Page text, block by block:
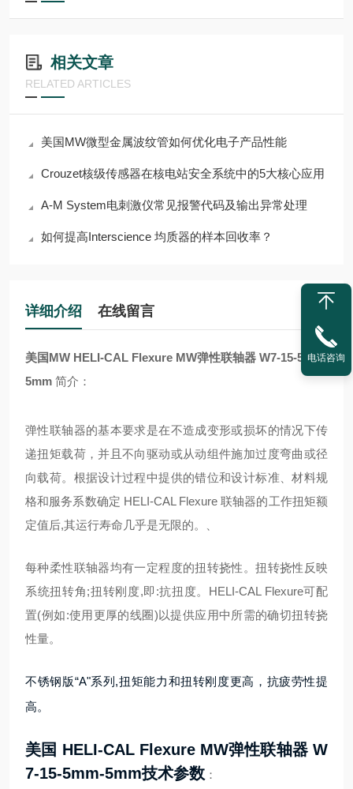
相关文章
RELATED ARTICLES
美国MW微型金属波纹管如何优化电子产品性能
Crouzet核级传感器在核电站安全系统中的5大核心应用
A-M System电刺激仪常见报警代码及输出异常处理
如何提高Interscience 均质器的样本回收率？
详细介绍 在线留言
美国MW HELI-CAL Flexure MW弹性联轴器 W7-15-5mm-
5mm 简介：
弹性联轴器的基本要求是在不造成变形或损坏的情况下传
递扭矩载荷，并且不向驱动或从动组件施加过度弯曲或径
向载荷。根据设计过程中提供的错位和设计标准、材料规
格和服务系数确定 HELI-CAL Flexure 联轴器的工作扭矩额
定值后,其运行寿命几乎是无限的。、
每种柔性联轴器均有一定程度的扭转挠性。扭转挠性反映
系统扭转角;扭转刚度,即:抗扭度。HELI-CAL Flexure可配
置(例如:使用更厚的线圈)以提供应用中所需的确切扭转挠
性量。
不锈钢版“A"系列,扭矩能力和扭转刚度更高，抗疲劳性提
高。
美国 HELI-CAL Flexure MW弹性联轴器 W
7-15-5mm-5mm技术参数 ：
电话咨询